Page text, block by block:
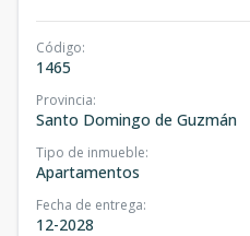
Código:
1465
Provincia:
Santo Domingo de Guzmán
Tipo de inmueble:
Apartamentos
Fecha de entrega:
12-2028